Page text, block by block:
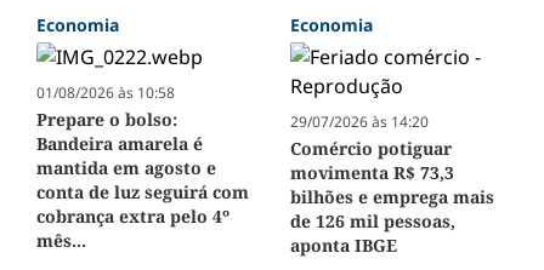
Economia
01/08/2026 às 10:58
Prepare o bolso:
Bandeira amarela é
mantida em agosto e
conta de luz seguirá com
cobrança extra pelo 4º
mês...
Economia
29/07/2026 às 14:20
Comércio potiguar
movimenta R$ 73,3
bilhões e emprega mais
de 126 mil pessoas,
aponta IBGE